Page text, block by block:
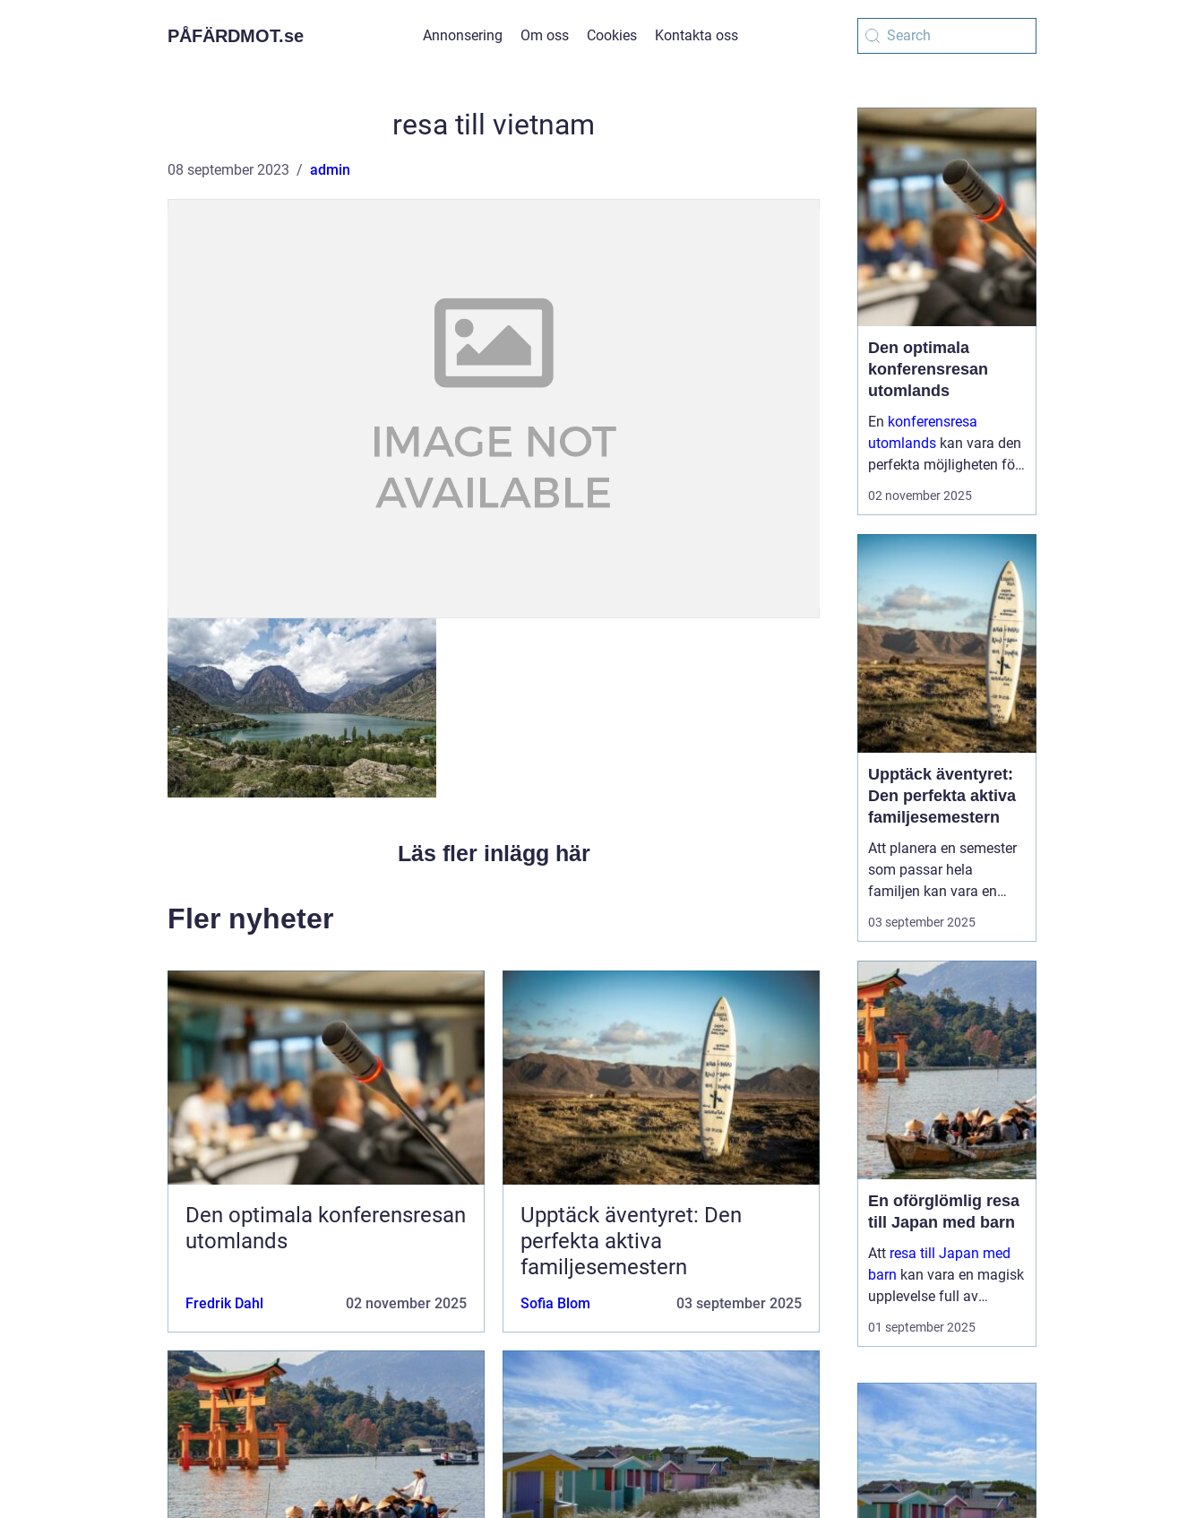
PÅFÄRDMOT.se Annonsering Om oss Cookies Kontakta oss
resa till vietnam
08 september 2023 admin
Läs fler inlägg här
Fler nyheter
Den optimala konferensresan
utomlands
Fredrik Dahl 02 november 2025
Upptäck äventyret: Den
perfekta aktiva
familjesemestern
Sofia Blom 03 september 2025
Den optimala
konferensresan
utomlands
En konferensresa
utomlands kan vara den
perfekta möjligheten för
företag och
nya affärsmöjligheter
och kombinera arbete
med nöje ...
02 november 2025
Upptäck äventyret:
Den perfekta aktiva
familjesemestern
Att planera en semester
som passar hela
familjen kan vara en
utmaning, men en
familjesemester
till vuxna. En semester
fylld med aktiviteter...
03 september 2025
En oförglömlig resa
till Japan med barn
Att resa till Japan med
barn kan vara en magisk
upplevelse full av
äventyr och upptäckter.
Landet bjuder på en unik
kultur och modern...
01 september 2025